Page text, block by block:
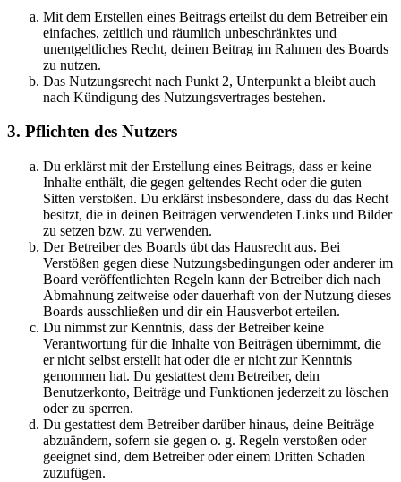
Mit dem Erstellen eines Beitrags erteilst du dem Betreiber ein
einfaches, zeitlich und räumlich unbeschränktes und
unentgeltliches Recht, deinen Beitrag im Rahmen des Boards
zu nutzen.
Das Nutzungsrecht nach Punkt 2, Unterpunkt a bleibt auch
nach Kündigung des Nutzungsvertrages bestehen.
3. Pflichten des Nutzers
Du erklärst mit der Erstellung eines Beitrags, dass er keine
Inhalte enthält, die gegen geltendes Recht oder die guten
Sitten verstoßen. Du erklärst insbesondere, dass du das Recht
besitzt, die in deinen Beiträgen verwendeten Links und Bilder
zu setzen bzw. zu verwenden.
Der Betreiber des Boards übt das Hausrecht aus. Bei
Verstößen gegen diese Nutzungsbedingungen oder anderer im
Board veröffentlichten Regeln kann der Betreiber dich nach
Abmahnung zeitweise oder dauerhaft von der Nutzung dieses
Boards ausschließen und dir ein Hausverbot erteilen.
Du nimmst zur Kenntnis, dass der Betreiber keine
Verantwortung für die Inhalte von Beiträgen übernimmt, die
er nicht selbst erstellt hat oder die er nicht zur Kenntnis
genommen hat. Du gestattest dem Betreiber, dein
Benutzerkonto, Beiträge und Funktionen jederzeit zu löschen
oder zu sperren.
Du gestattest dem Betreiber darüber hinaus, deine Beiträge
abzuändern, sofern sie gegen o. g. Regeln verstoßen oder
geeignet sind, dem Betreiber oder einem Dritten Schaden
zuzufügen.